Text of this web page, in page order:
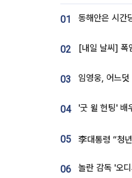
01
02
03
04
05
06